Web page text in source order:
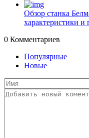
Обзор станка
характеристики и
0 Комментариев
Популярные
Новые